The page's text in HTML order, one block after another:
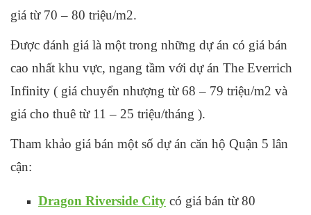
giá từ 70 – 80 triệu/m2.
Được đánh giá là một trong những dự án có giá bán
cao nhất khu vực, ngang tầm với dự án The Everrich
Infinity ( giá chuyển nhượng từ 68 – 79 triệu/m2 và
giá cho thuê từ 11 – 25 triệu/tháng ).
Tham khảo giá bán một số dự án căn hộ Quận 5 lân
cận:
Dragon Riverside City có giá bán từ 80